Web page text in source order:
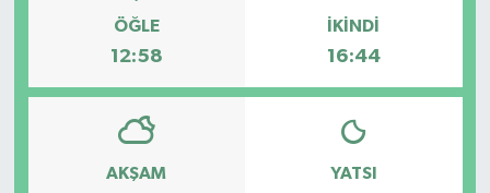
ÖĞLE
12:58
İKINDI
16:44
AKŞAM YATSI